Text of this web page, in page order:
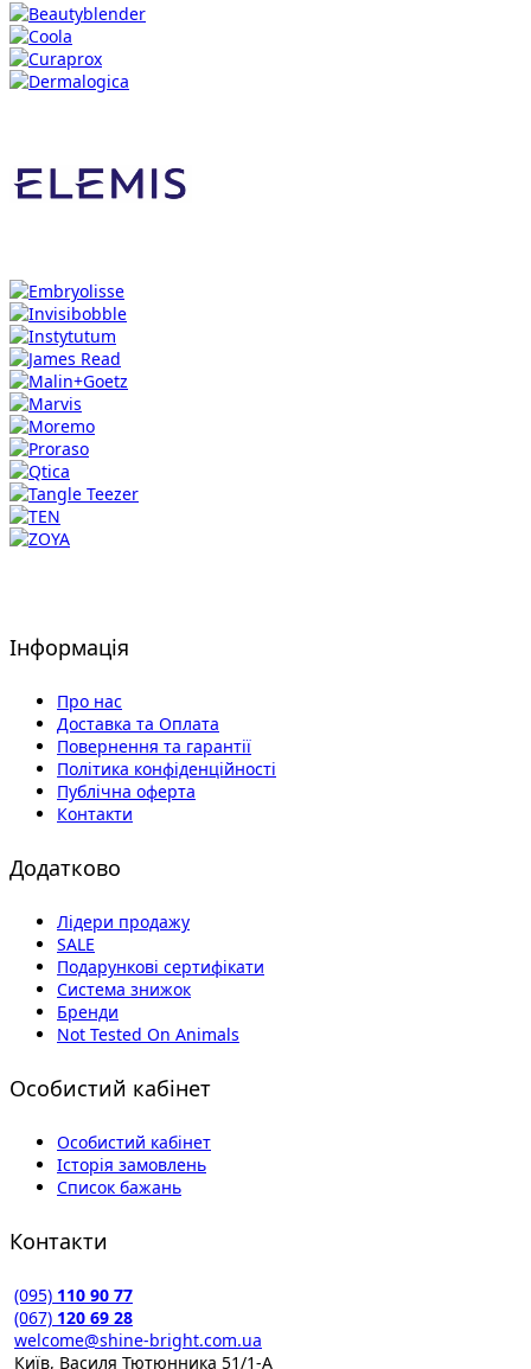
Інформація
Про нас
Доставка та Оплата
Повернення та гарантії
Політика конфіденційності
Публічна оферта
Контакти
Додатково
Лідери продажу
SALE
Подарункові сертифікати
Система знижок
Бренди
Not Tested On Animals
Особистий кабінет
Особистий кабінет
Історія замовлень
Список бажань
Контакти
(095) 110 90 77
(067) 120 69 28
welcome@shine-bright.com.ua
Київ, Василя Тютюнника 51/1-А